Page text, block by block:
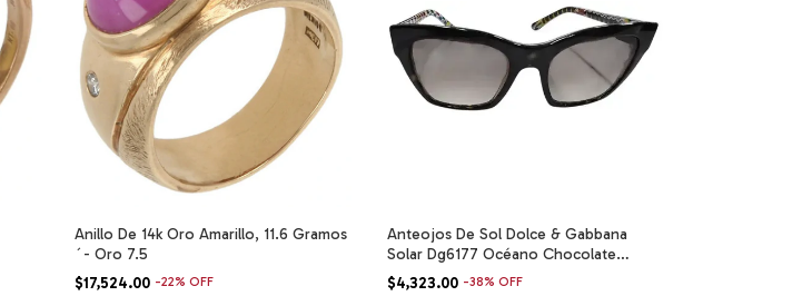
Anillo De 14k Oro Amarillo, 11.6 Gramos
´- Oro 7.5
$17,524.00 -22% OFF
Anteojos De Sol Dolce & Gabbana
Solar Dg6177 Océano Chocolate
Multicolor
$4,323.00 -38% OFF